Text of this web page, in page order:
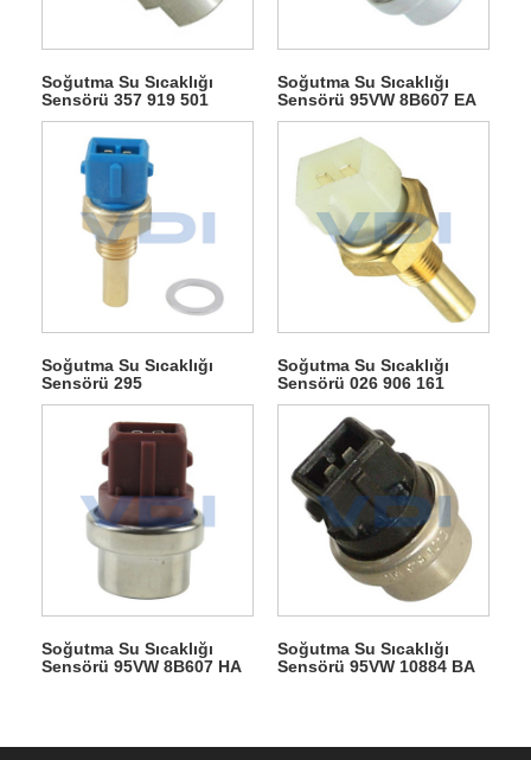
Soğutma Su Sıcaklığı
Sensörü 357 919 501
Soğutma Su Sıcaklığı
Sensörü 95VW 8B607 EA
Soğutma Su Sıcaklığı
Sensörü 295
Soğutma Su Sıcaklığı
Sensörü 026 906 161
Soğutma Su Sıcaklığı
Sensörü 95VW 8B607 HA
Soğutma Su Sıcaklığı
Sensörü 95VW 10884 BA